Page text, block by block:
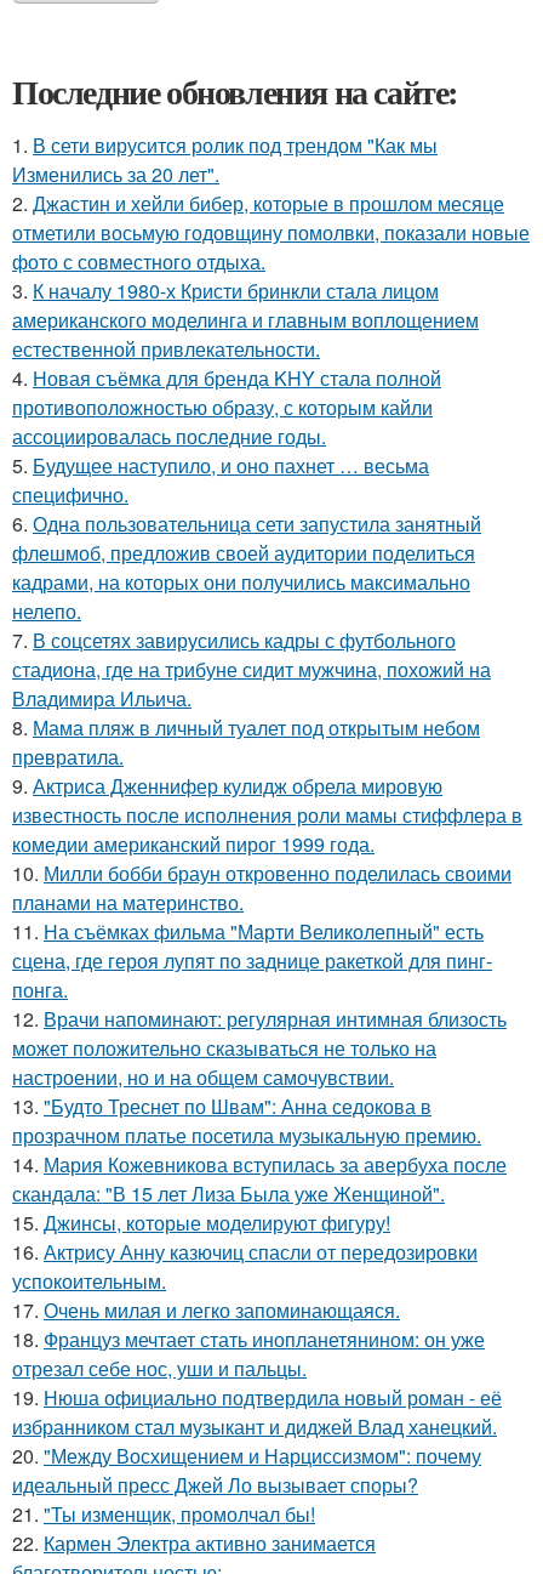
Последние обновления на сайте:
1. В сети вирусится ролик под трендом "Как мы
Изменились за 20 лет".
2. Джастин и хейли бибер, которые в прошлом месяце
отметили восьмую годовщину помолвки, показали новые
фото с совместного отдыха.
3. К началу 1980-х Кристи бринкли стала лицом
американского моделинга и главным воплощением
естественной привлекательности.
4. Новая съёмка для бренда KHY стала полной
противоположностью образу, с которым кайли
ассоциировалась последние годы.
5. Будущее наступило, и оно пахнет … весьма
специфично.
6. Одна пользовательница сети запустила занятный
флешмоб, предложив своей аудитории поделиться
кадрами, на которых они получились максимально
нелепо.
7. В соцсетях завирусились кадры с футбольного
стадиона, где на трибуне сидит мужчина, похожий на
Владимира Ильича.
8. Мама пляж в личный туалет под открытым небом
превратила.
9. Актриса Дженнифер кулидж обрела мировую
известность после исполнения роли мамы стиффлера в
комедии американский пирог 1999 года.
10. Милли бобби браун откровенно поделилась своими
планами на материнство.
11. На съёмках фильма "Марти Великолепный" есть
сцена, где героя лупят по заднице ракеткой для пинг-
понга.
12. Врачи напоминают: регулярная интимная близость
может положительно сказываться не только на
настроении, но и на общем самочувствии.
13. "Будто Треснет по Швам": Анна седокова в
прозрачном платье посетила музыкальную премию.
14. Мария Кожевникова вступилась за авербуха после
скандала: "В 15 лет Лиза Была уже Женщиной".
15. Джинсы, которые моделируют фигуру!
16. Актрису Анну казючиц спасли от передозировки
успокоительным.
17. Очень милая и легко запоминающаяся.
18. Француз мечтает стать инопланетянином: он уже
отрезал себе нос, уши и пальцы.
19. Нюша официально подтвердила новый роман - её
избранником стал музыкант и диджей Влад ханецкий.
20. "Между Восхищением и Нарциссизмом": почему
идеальный пресс Джей Ло вызывает споры?
21. "Ты изменщик, промолчал бы!
22. Кармен Электра активно занимается